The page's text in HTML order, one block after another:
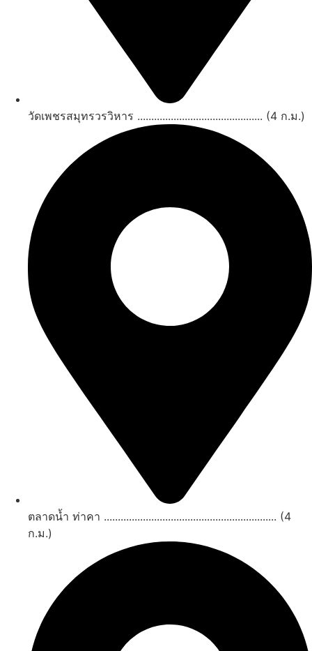
วัดเพชรสมุทรวรวิหาร ............................................. (4 ก.ม.)
ตลาดน้ำ ท่าคา .............................................................. (4
ก.ม.)